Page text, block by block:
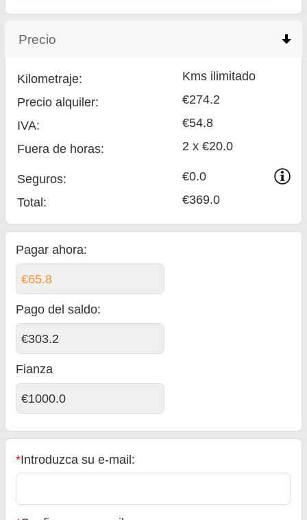
Precio
Kilometraje:
Kms ilimitado
Precio alquiler:
€274.2
IVA:
€54.8
Fuera de horas:
2 x €20.0
Seguros:
€0.0
Total: €369.0
Pagar ahora:
€65.8
Pago del saldo:
€303.2
Fianza
€1000.0
*Introduzca su e-mail: